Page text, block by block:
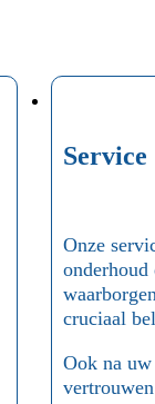
Service
Onze
cruciaal
Ook na